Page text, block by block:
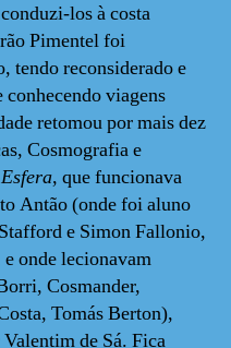
los à costa
Pimentel foi
tendo reconsiderado e
conhecendo viagens
retomou por mais dez
Cosmografia e
, que funcionava
Antão (onde foi aluno
e Simon Fallonio,
onde lecionavam
Cosmander,
Tomás Berton),
de Sá. Fica